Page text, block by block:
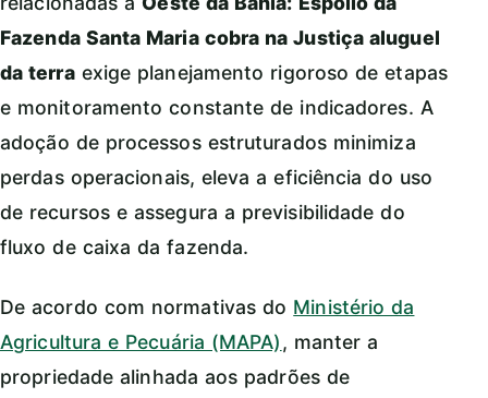
Fazenda Santa Maria cobra na Justiça aluguel
da terraexige planejamento rigoroso de etapas
e monitoramento constante de indicadores. A
adoção de processos estruturados minimiza
perdas operacionais, eleva a eficiência do uso
de recursos e assegura a previsibilidade do
fluxo de caixa da fazenda.
De acordo com normativas do Ministério da
Agricultura e Pecuária (MAPA), manter a
propriedade alinhada aos padrões de